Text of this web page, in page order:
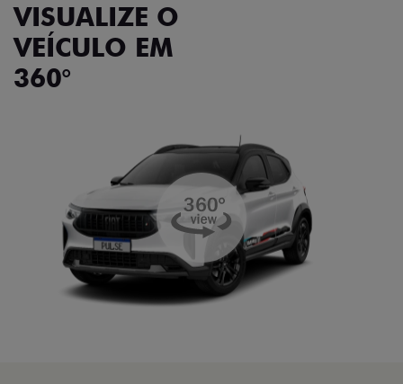
VISUALIZE O
VEÍCULO EM
360°